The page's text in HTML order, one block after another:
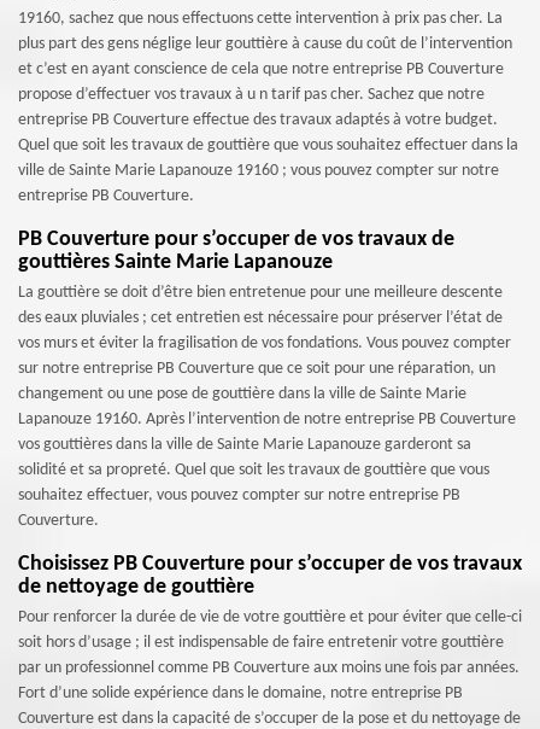
19160, sachez que nous effectuons cette intervention à prix pas cher. La
plus part des gens néglige leur gouttière à cause du coût de l’intervention
et c’est en ayant conscience de cela que notre entreprise PB Couverture
propose d’effectuer vos travaux à u n tarif pas cher. Sachez que notre
entreprise PB Couverture effectue des travaux adaptés à votre budget.
Quel que soit les travaux de gouttière que vous souhaitez effectuer dans la
ville de Sainte Marie Lapanouze 19160 ; vous pouvez compter sur notre
entreprise PB Couverture.
PB Couverture pour s’occuper de vos travaux de
gouttières Sainte Marie Lapanouze
La gouttière se doit d’être bien entretenue pour une meilleure descente
des eaux pluviales ; cet entretien est nécessaire pour préserver l’état de
vos murs et éviter la fragilisation de vos fondations. Vous pouvez compter
sur notre entreprise PB Couverture que ce soit pour une réparation, un
changement ou une pose de gouttière dans la ville de Sainte Marie
Lapanouze 19160. Après l’intervention de notre entreprise PB Couverture
vos gouttières dans la ville de Sainte Marie Lapanouze garderont sa
solidité et sa propreté. Quel que soit les travaux de gouttière que vous
souhaitez effectuer, vous pouvez compter sur notre entreprise PB
Couverture.
Choisissez PB Couverture pour s’occuper de vos travaux
de nettoyage de gouttière
Pour renforcer la durée de vie de votre gouttière et pour éviter que celle-ci
soit hors d’usage ; il est indispensable de faire entretenir votre gouttière
par un professionnel comme PB Couverture aux moins une fois par années.
Fort d’une solide expérience dans le domaine, notre entreprise PB
Couverture est dans la capacité de s’occuper de la pose et du nettoyage de